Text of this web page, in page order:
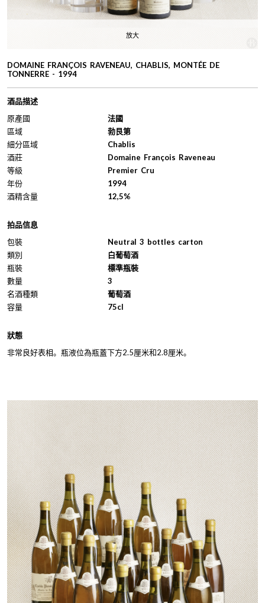
放大
DOMAINE FRANÇOIS RAVENEAU, CHABLIS, MONTÉE DE
TONNERRE - 1994
酒品描述
原產國
法國
區域
勃艮第
細分區域
Chablis
酒莊
Domaine François Raveneau
等級
Premier Cru
年份
1994
酒精含量
12,5%
拍品信息
包裝
Neutral 3 bottles carton
類別
白葡萄酒
瓶裝
標準瓶裝
數量
3
名酒種類
葡萄酒
容量
75cl
狀態
非常良好表相。瓶液位為瓶蓋下方2.5厘米和2.8厘米。